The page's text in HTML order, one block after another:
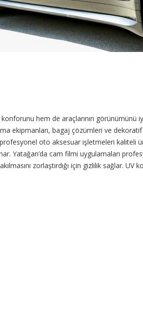
hem de araçlarının
ekipmanları, bagaj çözümleri ve
oto aksesuar işletmeleri
Yatağan’da cam filmi uygulamaları
zorlaştırdığı için gizlilik sağlar.